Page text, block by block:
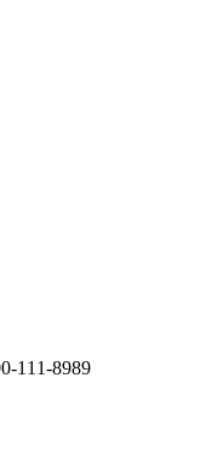
111-8989